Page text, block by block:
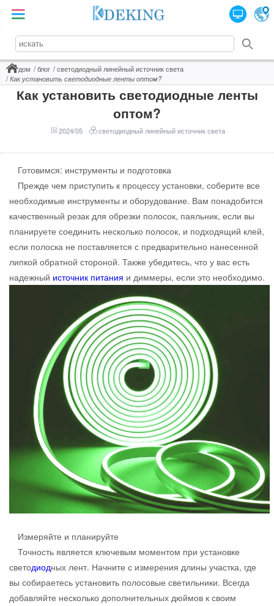
дом блог
светодиодный линейный источник света
Как установить светодиодные ленты оптом?
Как установить светодиодные ленты
оптом?
2024/05 светодиодный линейный источник света
Готовимся: инструменты и подготовка
Прежде чем приступить к процессу установки, соберите все
необходимые инструменты и оборудование. Вам понадобится
качественный резак для обрезки полосок, паяльник, если вы
планируете соединить несколько полосок, и подходящий клей,
если полоска не поставляется с предварительно нанесенной
липкой обратной стороной. Также убедитесь, что у вас есть
надежный источник питания и диммеры, если это необходимо.
Измеряйте и планируйте
Точность является ключевым моментом при установке
светодиодных лент. Начните с измерения длины участка, где
вы собираетесь установить полосовые светильники. Всегда
добавляйте несколько дополнительных дюймов к своим